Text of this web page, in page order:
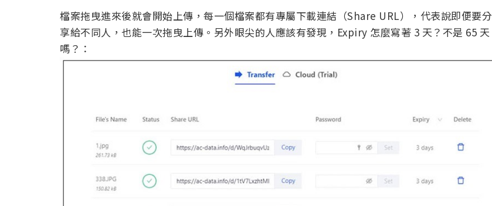
檔案拖曳進來後就會開始上傳，每一個檔案都有專屬下載連結（Share URL），代表說即便要分
享給不同人，也能一次拖曳上傳。另外眼尖的人應該有發現，Expiry 怎麼寫著 3 天？不是 65 天
嗎？：